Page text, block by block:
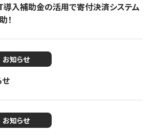
導入補助金の活用で寄付決済システム
！
お知らせ
お知らせ